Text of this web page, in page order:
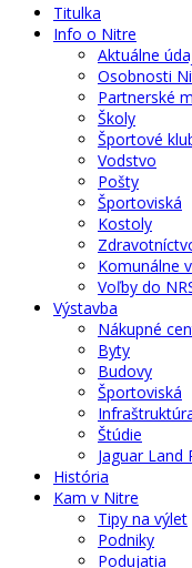
Titulka
Info o Nitre
Aktuálne
Osobnosti
Partnerské
Školy
Športové
Vodstvo
Pošty
Športoviská
Kostoly
Komunálne
Voľby do
Výstavba
Nákupné
Byty
Budovy
Športoviská
Štúdie
Jaguar Land
História
Kam v Nitre
Tipy na výlet
Podniky
Podujatia